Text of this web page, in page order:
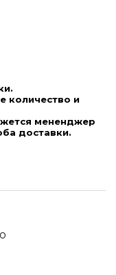
количество и
мененджер
доставки.